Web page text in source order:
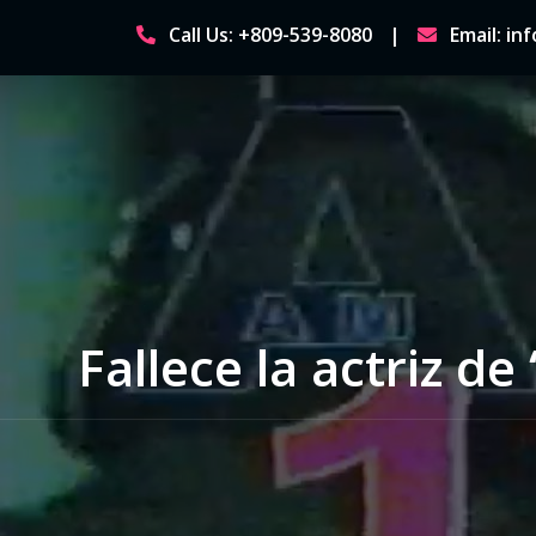
content
Call Us: +809-539-8080 Email:
Fallece la actriz de